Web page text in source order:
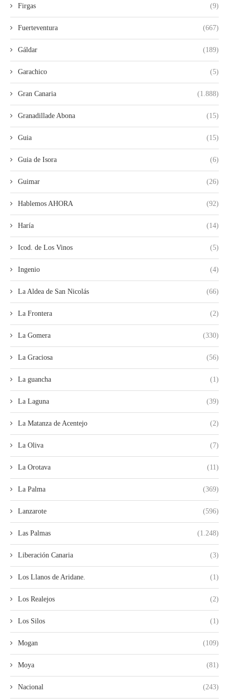
Firgas (9)
Fuerteventura (667)
Gáldar (189)
Garachico (5)
Gran Canaria (1.888)
Granadillade Abona (15)
Guia (15)
Guia de Isora (6)
Guimar (26)
Hablemos AHORA (92)
Haría (14)
Icod. de Los Vinos (5)
Ingenio (4)
La Aldea de San Nicolás (66)
La Frontera (2)
La Gomera (330)
La Graciosa (56)
La guancha (1)
La Laguna (39)
La Matanza de Acentejo (2)
La Oliva (7)
La Orotava (11)
La Palma (369)
Lanzarote (596)
Las Palmas (1.248)
Liberación Canaria (3)
Los Llanos de Aridane. (1)
Los Realejos (2)
Los Silos (1)
Mogan (109)
Moya (81)
Nacional (243)